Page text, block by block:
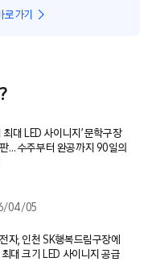
가기
최대 LED 사이니지’ 문학구장
… 수주부터 완공까지 90일의
04/05
자, 인천 SK행복드림구장에
대 크기 LED 사이니지 공급